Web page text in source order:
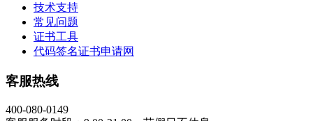
技术支持
常见问题
证书工具
代码签名证书申请网
客服热线
400-080-0149